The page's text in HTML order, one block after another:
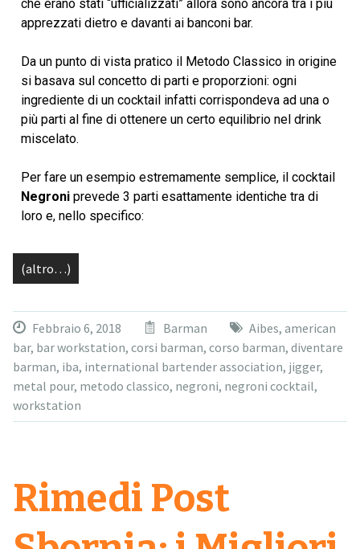
che erano stati “ufficializzati” allora sono ancora tra i più
apprezzati dietro e davanti ai banconi bar.
Da un punto di vista pratico il Metodo Classico in origine
si basava sul concetto di parti e proporzioni: ogni
ingrediente di un cocktail infatti corrispondeva ad una o
più parti al fine di ottenere un certo equilibrio nel drink
miscelato.
Per fare un esempio estremamente semplice, il cocktail
Negroniprevede 3 parti esattamente identiche tra di
loro e, nello specifico:
(altro…)
Febbraio 6, 2018 Barman Aibes, american
bar, bar workstation, corsi barman, corso barman, diventare
barman, iba, international bartender association, jigger,
metal pour, metodo classico, negroni, negroni cocktail,
workstation
Rimedi Post